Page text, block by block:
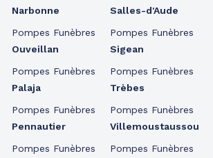
Narbonne
Pompes Funèbres
Ouveillan
Pompes Funèbres
Palaja
Pompes Funèbres
Pennautier
Pompes Funèbres
Salles-d'Aude
Pompes Funèbres
Sigean
Pompes Funèbres
Trèbes
Pompes Funèbres
Villemoustaussou
Pompes Funèbres